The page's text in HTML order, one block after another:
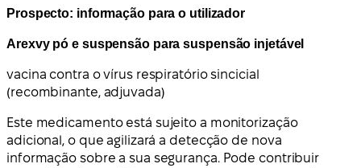
Prospecto: informação para o utilizador
Arexvy pó e suspensão para suspensão injetável
vacina contra o vírus respiratório sincicial
(recombinante, adjuvada)
Este medicamento está sujeito a monitorização
adicional, o que agilizará a detecção de nova
informação sobre a sua segurança. Pode contribuir